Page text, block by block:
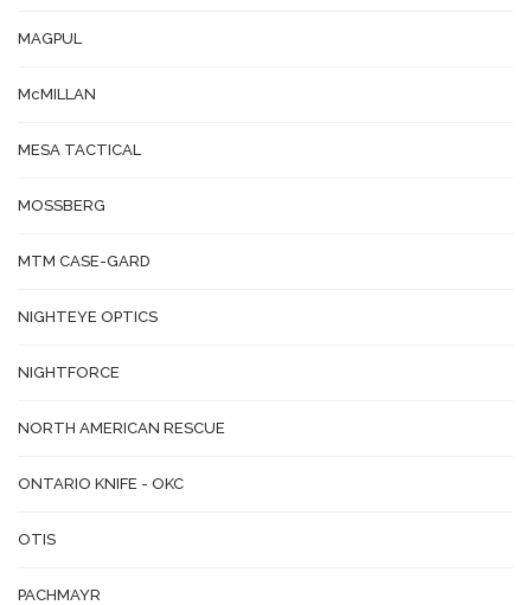
MAGPUL
McMILLAN
MESA TACTICAL
MOSSBERG
MTM CASE-GARD
NIGHTEYE OPTICS
NIGHTFORCE
NORTH AMERICAN RESCUE
ONTARIO KNIFE - OKC
OTIS
PACHMAYR